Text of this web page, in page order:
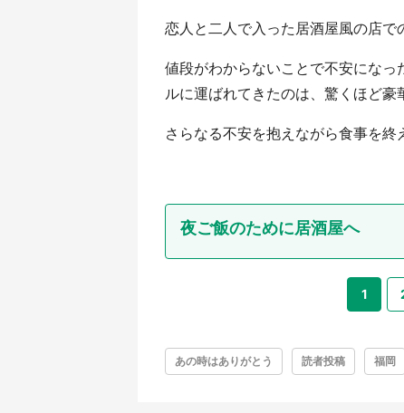
恋人と二人で入った居酒屋風の店で
値段がわからないことで不安にな
ルに運ばれてきたのは、驚くほど豪
さらなる不安を抱えながら食事を終
夜ご飯のために居酒屋へ
1
あの時はありがとう 読者投稿 福岡